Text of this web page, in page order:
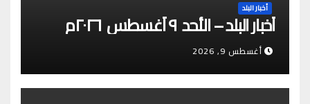
أخبار البلد
أخبار البلد – الأحد ٩ أغسطس ٢٠٢٦م
أغسطس 9, 2026